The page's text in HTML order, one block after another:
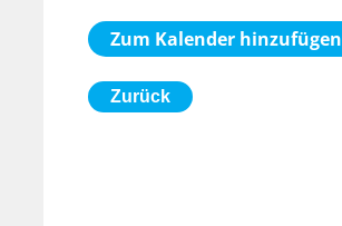
Zum Kalender hinzufügen
Zurück